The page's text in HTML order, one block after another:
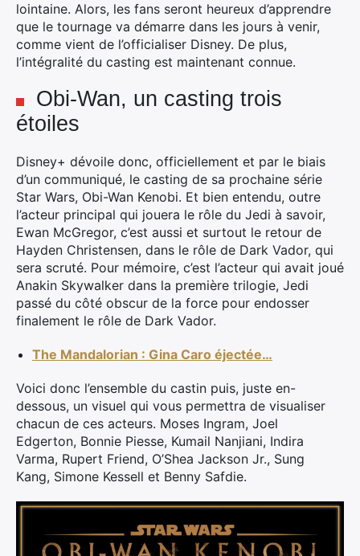
lointaine. Alors, les fans seront heureux d’apprendre
que le tournage va démarre dans les jours à venir,
comme vient de l’officialiser Disney. De plus,
l’intégralité du casting est maintenant connue.
Obi-Wan, un casting trois
étoiles
Disney+ dévoile donc, officiellement et par le biais
d’un communiqué, le casting de sa prochaine série
Star Wars, Obi-Wan Kenobi. Et bien entendu, outre
l’acteur principal qui jouera le rôle du Jedi à savoir,
Ewan McGregor, c’est aussi et surtout le retour de
Hayden Christensen, dans le rôle de Dark Vador, qui
sera scruté. Pour mémoire, c’est l’acteur qui avait joué
Anakin Skywalker dans la première trilogie, Jedi
passé du côté obscur de la force pour endosser
finalement le rôle de Dark Vador.
The Mandalorian : Gina Caro éjectée…
Voici donc l’ensemble du castin puis, juste en-
dessous, un visuel qui vous permettra de visualiser
chacun de ces acteurs. Moses Ingram, Joel
Edgerton, Bonnie Piesse, Kumail Nanjiani, Indira
Varma, Rupert Friend, O’Shea Jackson Jr., Sung
Kang, Simone Kessell et Benny Safdie.